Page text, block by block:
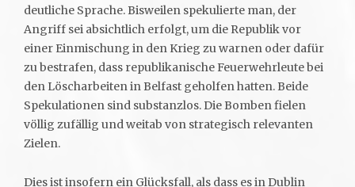
deutliche Sprache. Bisweilen spekulierte man, der
Angriff sei absichtlich erfolgt, um die Republik vor
einer Einmischung in den Krieg zu warnen oder dafür
zu bestrafen, dass republikanische Feuerwehrleute bei
den Löscharbeiten in Belfast geholfen hatten. Beide
Spekulationen sind substanzlos. Die Bomben fielen
völlig zufällig und weitab von strategisch relevanten
Zielen.
Dies ist insofern ein Glücksfall, als dass es in Dublin